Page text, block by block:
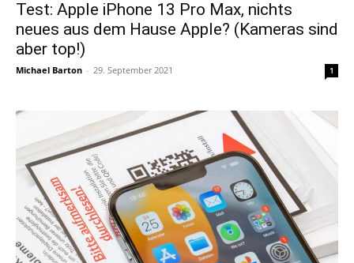
Test: Apple iPhone 13 Pro Max, nichts
neues aus dem Hause Apple? (Kameras sind
aber top!)
Michael Barton - 29. September 2021 1